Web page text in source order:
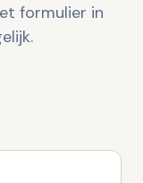
formulier in